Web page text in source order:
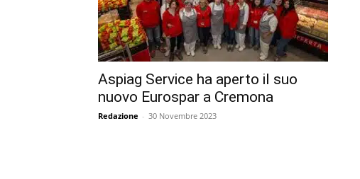
Aspiag Service ha aperto il suo
nuovo Eurospar a Cremona
Redazione - 30 Novembre 2023